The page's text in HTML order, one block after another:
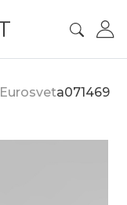
Eurosveta071469